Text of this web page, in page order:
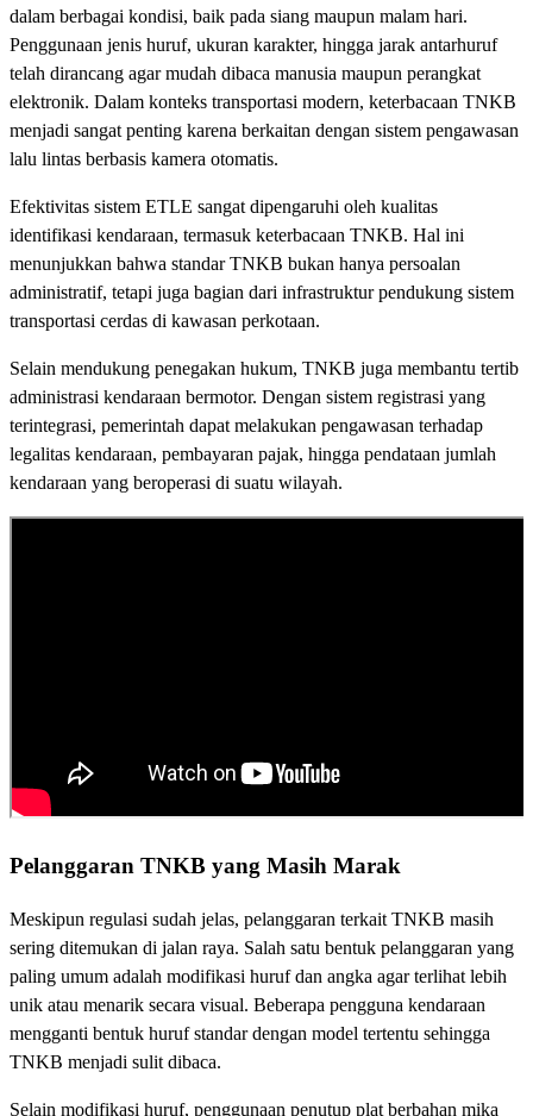
dalam berbagai kondisi, baik pada siang maupun malam hari.
Penggunaan jenis huruf, ukuran karakter, hingga jarak antarhuruf
telah dirancang agar mudah dibaca manusia maupun perangkat
elektronik. Dalam konteks transportasi modern, keterbacaan TNKB
menjadi sangat penting karena berkaitan dengan sistem pengawasan
lalu lintas berbasis kamera otomatis.
Efektivitas sistem ETLE sangat dipengaruhi oleh kualitas
identifikasi kendaraan, termasuk keterbacaan TNKB. Hal ini
menunjukkan bahwa standar TNKB bukan hanya persoalan
administratif, tetapi juga bagian dari infrastruktur pendukung sistem
transportasi cerdas di kawasan perkotaan.
Selain mendukung penegakan hukum, TNKB juga membantu tertib
administrasi kendaraan bermotor. Dengan sistem registrasi yang
terintegrasi, pemerintah dapat melakukan pengawasan terhadap
legalitas kendaraan, pembayaran pajak, hingga pendataan jumlah
kendaraan yang beroperasi di suatu wilayah.
Pelanggaran TNKB yang Masih Marak
Meskipun regulasi sudah jelas, pelanggaran terkait TNKB masih
sering ditemukan di jalan raya. Salah satu bentuk pelanggaran yang
paling umum adalah modifikasi huruf dan angka agar terlihat lebih
unik atau menarik secara visual. Beberapa pengguna kendaraan
mengganti bentuk huruf standar dengan model tertentu sehingga
TNKB menjadi sulit dibaca.
Selain modifikasi huruf, penggunaan penutup plat berbahan mika